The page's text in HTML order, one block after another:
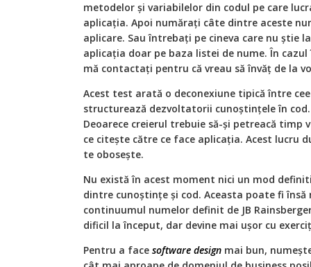
metodelor și variabilelor din codul pe care
aplicația. Apoi numărați câte dintre aceste
aplicare. Sau întrebați pe cineva care nu știe
aplicația doar pe baza listei de nume. În
mă contactați pentru că vreau să învăț de la
Acest test arată o deconexiune tipică între
structurează dezvoltatorii cunoștințele în cod.
Deoarece creierul trebuie să-și petreacă timp
ce citește către ce face aplicația. Acest lucru
te obosește.
Nu există în acest moment nici un mod
dintre cunoștințe și cod. Aceasta poate fi
continuumul numelor definit de JB
dificil la început, dar devine mai ușor cu
Pentru a face software design mai bun,